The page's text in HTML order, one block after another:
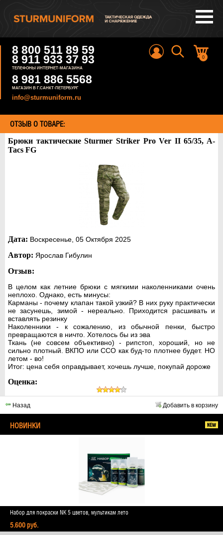
0
8 800 511 89 59
8 911 933 37 93
ТЕЛЕФОНЫ ИНТЕРНЕТ-МАГАЗИНА
8 981 886 5568
МАГАЗИН В Г.САНКТ-ПЕТЕРБУРГ
info@sturmuniform.ru
ОТЗЫВ О ТОВАРЕ:
Брюки тактические Sturmer Striker Pro Ver II 65/35, A-
Tacs FG
Дата: Воскресенье, 05 Октября 2025
Автор: Ярослав Гибулин
Отзыв:
В целом как летние брюки с мягкими наколенниками очень
неплохо. Однако, есть минусы:
Карманы - почему клапан такой узкий? В них руку практически
не засунешь, зимой - нереально. Приходится расшивать и
вставлять резинку
Наколенники - к сожалению, из обычной пенки, быстро
превращаются в ничто. Хотелось бы из эва
Ткань (не совсем объективно) - рипстоп, хороший, но не
сильно плотный. ВКПО или ССО как буд-то плотнее будет. НО
летом - во!
Итог: цена себя оправдывает, хочешь лучше, покупай дороже
Оценка:
Добавить в корзину
Назад
НОВИНКИ
Набор для покраски NK 5 цветов, мультикам лето
5.600 руб.